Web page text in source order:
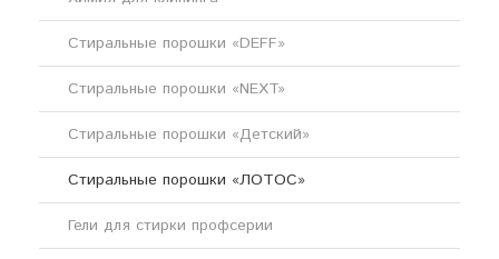
Стиральные порошки «DEFF»
Стиральные порошки «NEXT»
Стиральные порошки «Детский»
Стиральные порошки «ЛОТОС»
Гели для стирки профсерии